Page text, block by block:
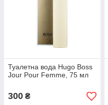
Туалетна вода Hugo Boss
Jour Pour Femme, 75 мл
300 ₴